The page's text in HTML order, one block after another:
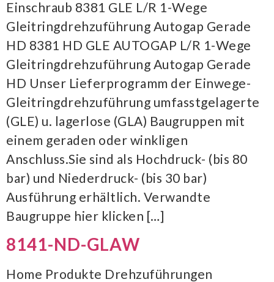
Einschraub 8381 GLE L/R 1-Wege
Gleitringdrehzuführung Autogap Gerade
HD 8381 HD GLE AUTOGAP L/R 1-Wege
Gleitringdrehzuführung Autogap Gerade
HD Unser Lieferprogramm der Einwege-
Gleitringdrehzuführung umfasstgelagerte
(GLE) u. lagerlose (GLA) Baugruppen mit
einem geraden oder winkligen
Anschluss.Sie sind als Hochdruck- (bis 80
bar) und Niederdruck- (bis 30 bar)
Ausführung erhältlich. Verwandte
Baugruppe hier klicken […]
8141-ND-GLAW
Home Produkte Drehzuführungen